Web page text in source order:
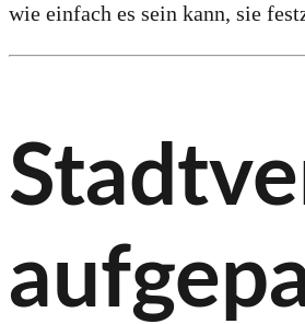
wie einfach es sein kann, sie